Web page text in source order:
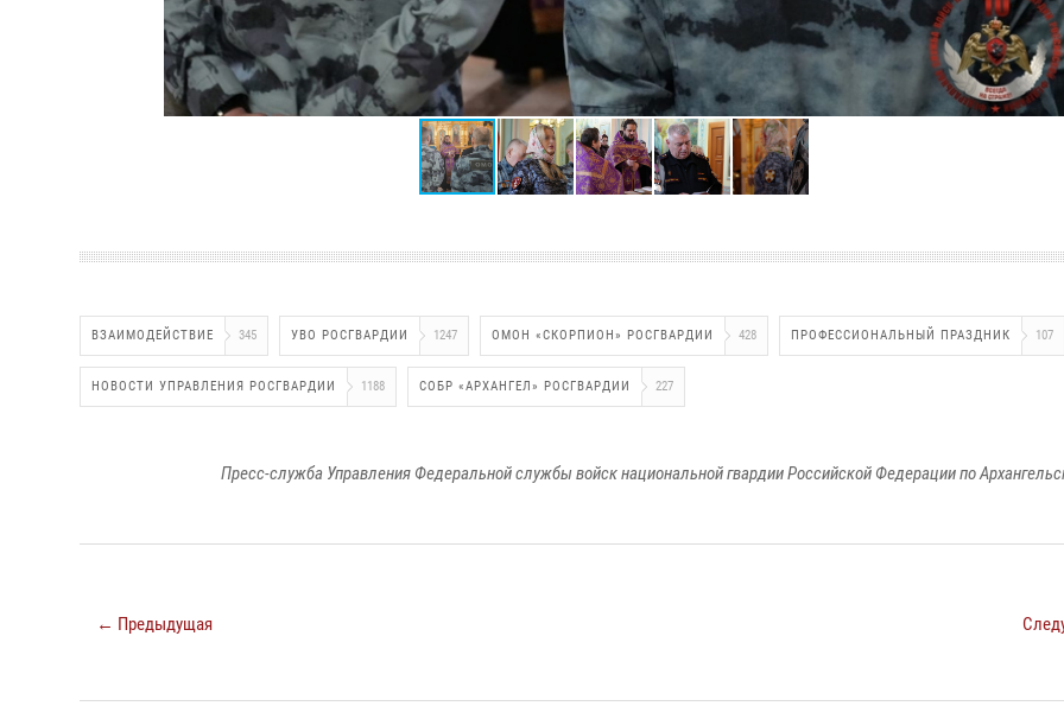
ВЗАИМОДЕЙСТВИЕ 345 УВО РОСГВАРДИИ 1247 ОМОН «СКОРПИОН» РОСГВАРДИИ 428 ПРОФЕССИОНАЛЬНЫЙ ПРАЗДНИК 107
НОВОСТИ УПРАВЛЕНИЯ РОСГВАРДИИ 1188 СОБР «АРХАНГЕЛ» РОСГВАРДИИ 227
Пресс-служба Управления Федеральной службы войск национальной гвардии Российской Федерации по
← Предыдущая